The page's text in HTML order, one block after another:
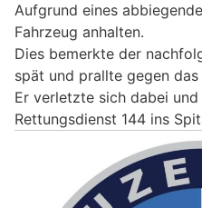
Aufgrund eines
Fahrzeug anhalten.
Dies bemerkte der
spät und prallte gegen
Er verletzte sich dabei
Rettungsdienst 144 ins